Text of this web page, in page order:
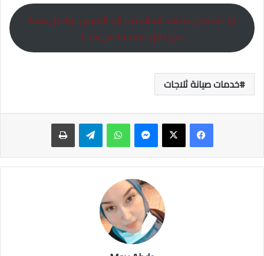
لو انت فنى صيانة ثلاجات من ابو النمرس تواصل معنا
من خلال صفحتنا من هنــا
خدمات صيانة ثلاجات
ماسنجر واتساب تيلقرام طباعة